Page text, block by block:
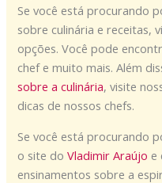
Se você está procurando
sobre culinária e receitas,
opções. Você pode
chef e muito mais. Além
sobre a culinária, visite
dicas de nossos chefs.
Se você está procurando
o site doVladimir Araújo e
ensinamentos sobre a